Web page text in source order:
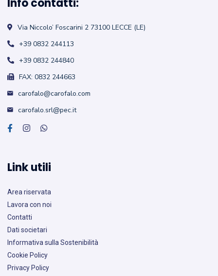
Info contatti:
Via Niccolo’ Foscarini 2 73100 LECCE (LE)
+39 0832 244113
+39 0832 244840
FAX: 0832 244663
carofalo@carofalo.com
carofalo.srl@pec.it
Link utili
Area riservata
Lavora con noi
Contatti
Dati societari
Informativa sulla Sostenibilità
Cookie Policy
Privacy Policy